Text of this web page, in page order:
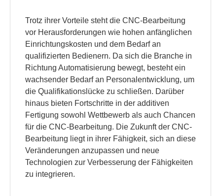
Trotz ihrer Vorteile steht die CNC-Bearbeitung
vor Herausforderungen wie hohen anfänglichen
Einrichtungskosten und dem Bedarf an
qualifizierten Bedienern. Da sich die Branche in
Richtung Automatisierung bewegt, besteht ein
wachsender Bedarf an Personalentwicklung, um
die Qualifikationslücke zu schließen. Darüber
hinaus bieten Fortschritte in der additiven
Fertigung sowohl Wettbewerb als auch Chancen
für die CNC-Bearbeitung. Die Zukunft der CNC-
Bearbeitung liegt in ihrer Fähigkeit, sich an diese
Veränderungen anzupassen und neue
Technologien zur Verbesserung der Fähigkeiten
zu integrieren.